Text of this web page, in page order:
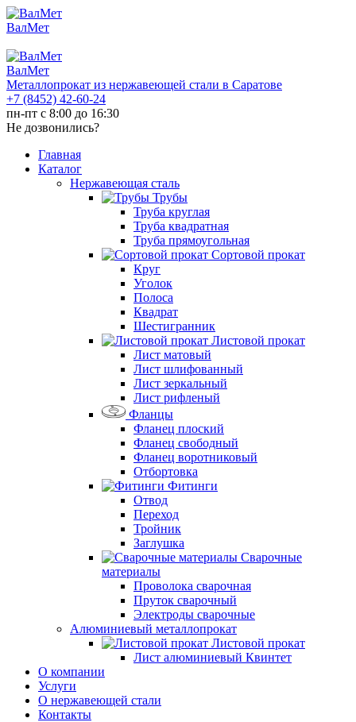
ВалМет
ВалМет
Металлопрокат из нержавеющей стали в Саратове
+7 (8452) 42-60-24
пн-пт с 8:00 до 16:30
Не дозвонились?
Главная
Каталог
Нержавеющая сталь
Трубы
Труба круглая
Труба квадратная
Труба прямоугольная
Сортовой прокат
Круг
Уголок
Полоса
Квадрат
Шестигранник
Листовой прокат
Лист матовый
Лист шлифованный
Лист зеркальный
Лист рифленый
Фланцы
Фланец плоский
Фланец свободный
Фланец воротниковый
Отбортовка
Фитинги
Отвод
Переход
Тройник
Заглушка
Сварочные
материалы
Проволока сварочная
Пруток сварочный
Электроды сварочные
Алюминиевый металлопрокат
Листовой прокат
Лист алюминиевый Квинтет
О компании
Услуги
О нержавеющей стали
Контакты